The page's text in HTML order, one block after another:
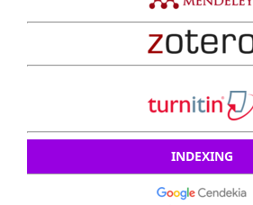
INDEXING